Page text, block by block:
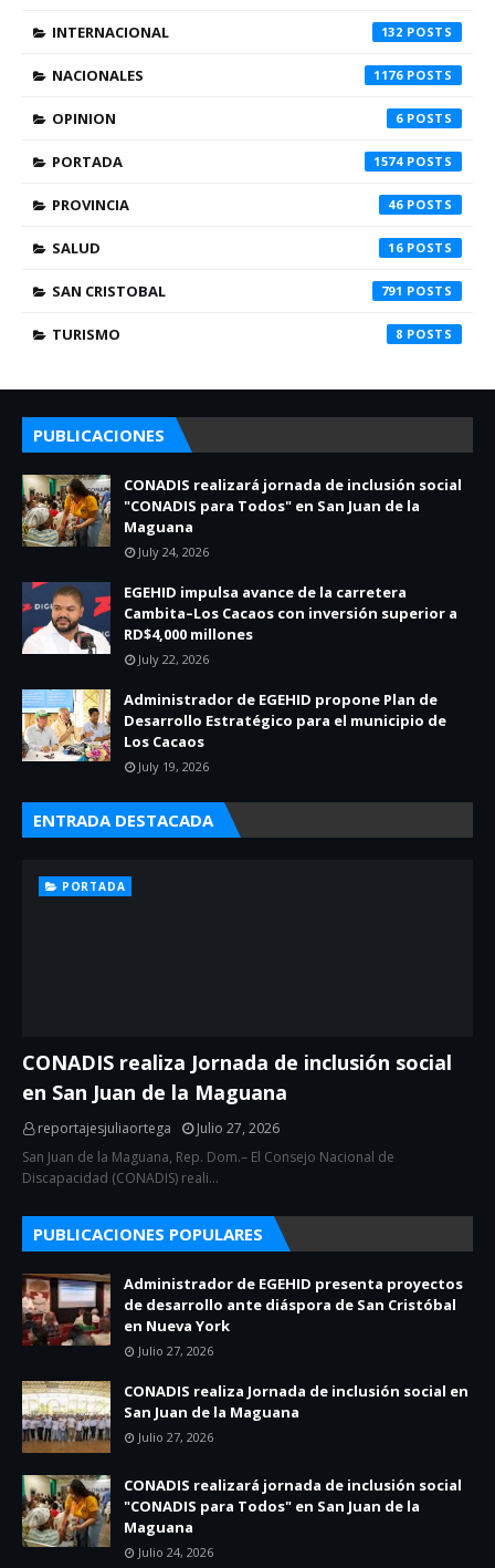
INTERNACIONAL 132
NACIONALES 1176
OPINION 6
PORTADA 1574
PROVINCIA 46
SALUD 16
SAN CRISTOBAL 791
TURISMO 8
PUBLICACIONES
CONADIS realizará jornada de inclusión social
"CONADIS para Todos" en San Juan de la
Maguana
July 24, 2026
EGEHID impulsa avance de la carretera
Cambita–Los Cacaos con inversión superior a
RD$4,000 millones
July 22, 2026
Administrador de EGEHID propone Plan de
Desarrollo Estratégico para el municipio de
Los Cacaos
July 19, 2026
ENTRADA DESTACADA
PORTADA
CONADIS realiza Jornada de inclusión social
en San Juan de la Maguana
reportajesjuliaortega
Julio 27, 2026
San Juan de la Maguana, Rep. Dom.– El Consejo Nacional de
Discapacidad (CONADIS) reali…
PUBLICACIONES POPULARES
Administrador de EGEHID presenta proyectos
de desarrollo ante diáspora de San Cristóbal
en Nueva York
Julio 27, 2026
CONADIS realiza Jornada de inclusión social en
San Juan de la Maguana
Julio 27, 2026
CONADIS realizará jornada de inclusión social
"CONADIS para Todos" en San Juan de la
Maguana
Julio 24, 2026